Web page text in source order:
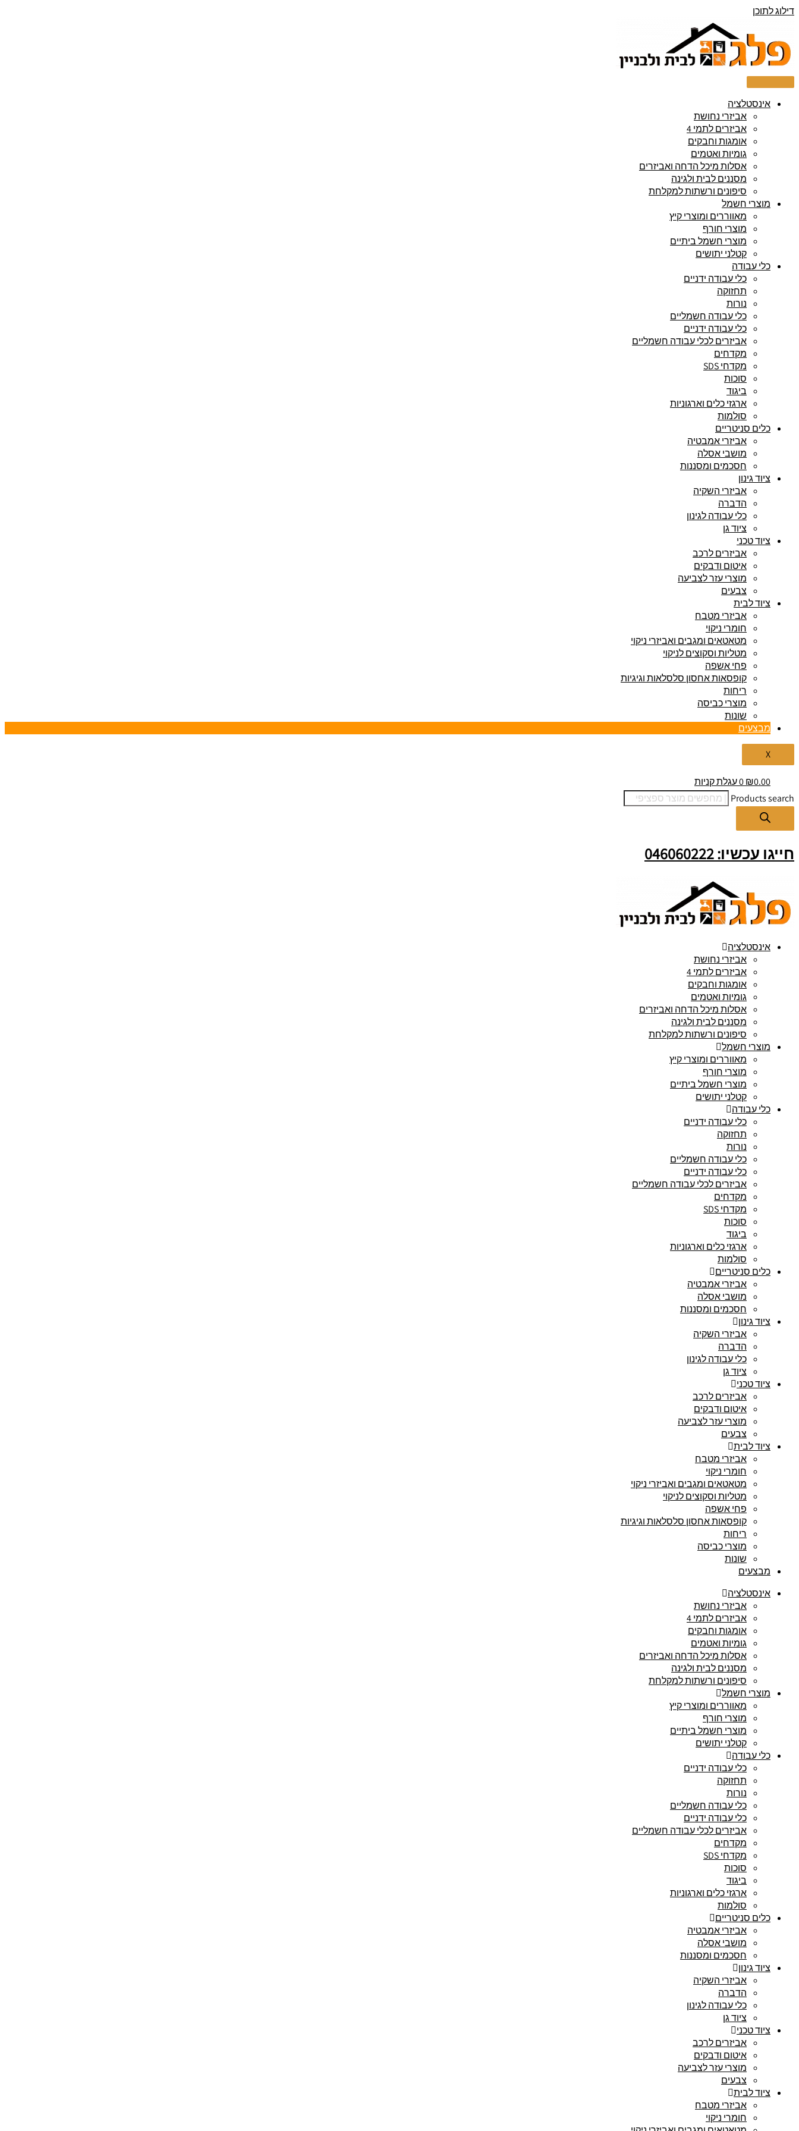
דילוג לתוכן
אינסטלציה
אביזרי נחושת
אביזרים לתמי 4
אומגות וחבקים
גומיות ואטמים
אסלות מיכל הדחה ואביזרים
מסננים לבית ולגינה
סיפונים ורשתות למקלחת
מוצרי חשמל
מאווררים ומוצרי קיץ
מוצרי חורף
מוצרי חשמל ביתיים
קטלני יתושים
כלי עבודה
כלי עבודה ידניים
תחזוקה
נורות
כלי עבודה חשמליים
כלי עבודה ידניים
אביזרים לכלי עבודה חשמליים
מקדחים
מקדחי SDS
סוכות
ביגוד
ארגזי כלים וארגוניות
סולמות
כלים סניטריים
אביזרי אמבטיה
מושבי אסלה
חסכמים ומסננות
ציוד גינון
אביזרי השקיה
הדברה
כלי עבודה לגינון
ציוד גן
ציוד טכני
אביזרים לרכב
איטום ודבקים
מוצרי עזר לצביעה
צבעים
ציוד לבית
אביזרי מטבח
חומרי ניקוי
מטאטאים ומגבים ואביזרי ניקוי
מטליות וסקוצים לניקוי
פחי אשפה
קופסאות אחסון סלסלאות וגיגיות
ריחות
מוצרי כביסה
שונות
מבצעים
X
₪0.00
0עגלת קניות
Products search
חייגו עכשיו: 046060222
אינסטלציה
אביזרי נחושת
אביזרים לתמי 4
אומגות וחבקים
גומיות ואטמים
אסלות מיכל הדחה ואביזרים
מסננים לבית ולגינה
סיפונים ורשתות למקלחת
מוצרי חשמל
מאווררים ומוצרי קיץ
מוצרי חורף
מוצרי חשמל ביתיים
קטלני יתושים
כלי עבודה
כלי עבודה ידניים
תחזוקה
נורות
כלי עבודה חשמליים
כלי עבודה ידניים
אביזרים לכלי עבודה חשמליים
מקדחים
מקדחי SDS
סוכות
ביגוד
ארגזי כלים וארגוניות
סולמות
כלים סניטריים
אביזרי אמבטיה
מושבי אסלה
חסכמים ומסננות
ציוד גינון
אביזרי השקיה
הדברה
כלי עבודה לגינון
ציוד גן
ציוד טכני
אביזרים לרכב
איטום ודבקים
מוצרי עזר לצביעה
צבעים
ציוד לבית
אביזרי מטבח
חומרי ניקוי
מטאטאים ומגבים ואביזרי ניקוי
מטליות וסקוצים לניקוי
פחי אשפה
קופסאות אחסון סלסלאות וגיגיות
ריחות
מוצרי כביסה
שונות
מבצעים
אינסטלציה
אביזרי נחושת
אביזרים לתמי 4
אומגות וחבקים
גומיות ואטמים
אסלות מיכל הדחה ואביזרים
מסננים לבית ולגינה
סיפונים ורשתות למקלחת
מוצרי חשמל
מאווררים ומוצרי קיץ
מוצרי חורף
מוצרי חשמל ביתיים
קטלני יתושים
כלי עבודה
כלי עבודה ידניים
תחזוקה
נורות
כלי עבודה חשמליים
כלי עבודה ידניים
אביזרים לכלי עבודה חשמליים
מקדחים
מקדחי SDS
סוכות
ביגוד
ארגזי כלים וארגוניות
סולמות
כלים סניטריים
אביזרי אמבטיה
מושבי אסלה
חסכמים ומסננות
ציוד גינון
אביזרי השקיה
הדברה
כלי עבודה לגינון
ציוד גן
ציוד טכני
אביזרים לרכב
איטום ודבקים
מוצרי עזר לצביעה
צבעים
ציוד לבית
אביזרי מטבח
חומרי ניקוי